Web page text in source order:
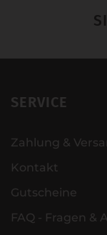
SERVICE
Zahlung &
Kontakt
Gutscheine
FAQ - Fragen &